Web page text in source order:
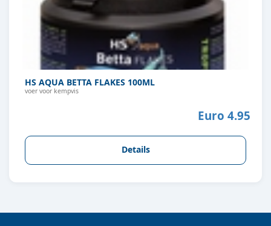
HS AQUA BETTA FLAKES 100ML
voer voor kempvis
Euro 4.95
Details